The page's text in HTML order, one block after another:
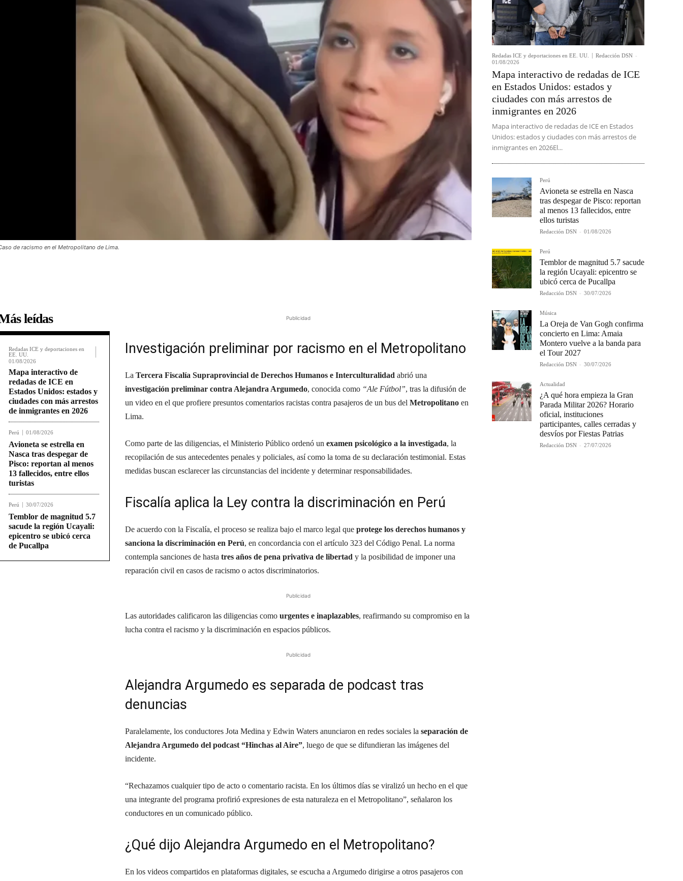
de racismo en el Metropolitano de Lima.
leídas
Redadas ICE y deportaciones en
EE. UU.
01/08/2026
Mapa interactivo de
redadas de ICE en
Estados Unidos: estados y
ciudades con más arrestos
de inmigrantes en 2026
Perú 01/08/2026
Avioneta se estrella en
Nasca tras despegar de
Pisco: reportan al menos
13 fallecidos, entre ellos
turistas
Perú 30/07/2026
Temblor de magnitud 5.7
sacude la región Ucayali:
epicentro se ubicó cerca
de Pucallpa
Publicidad
Investigación preliminar por racismo en el Metropolitano
La Tercera Fiscalía Supraprovincial de Derechos Humanos e Interculturalidad abrió una
investigación preliminar contra Alejandra Argumedo, conocida como “Ale Fútbol”, tras la difusión de
un video en el que profiere presuntos comentarios racistas contra pasajeros de un bus del Metropolitano en
Lima.
Como parte de las diligencias, el Ministerio Público ordenó un examen psicológico a la investigada, la
recopilación de sus antecedentes penales y policiales, así como la toma de su declaración testimonial. Estas
medidas buscan esclarecer las circunstancias del incidente y determinar responsabilidades.
Fiscalía aplica la Ley contra la discriminación en Perú
De acuerdo con la Fiscalía, el proceso se realiza bajo el marco legal que protege los derechos humanos y
sanciona la discriminación en Perú, en concordancia con el artículo 323 del Código Penal. La norma
contempla sanciones de hasta tres años de pena privativa de libertad y la posibilidad de imponer una
reparación civil en casos de racismo o actos discriminatorios.
Publicidad
Las autoridades calificaron las diligencias como urgentes e inaplazables, reafirmando su compromiso en la
lucha contra el racismo y la discriminación en espacios públicos.
Publicidad
Alejandra Argumedo es separada de podcast tras
denuncias
Paralelamente, los conductores Jota Medina y Edwin Waters anunciaron en redes sociales la separación de
Alejandra Argumedo del podcast “Hinchas al Aire”, luego de que se difundieran las imágenes del
incidente.
“Rechazamos cualquier tipo de acto o comentario racista. En los últimos días se viralizó un hecho en el que
una integrante del programa profirió expresiones de esta naturaleza en el Metropolitano”, señalaron los
conductores en un comunicado público.
¿Qué dijo Alejandra Argumedo en el Metropolitano?
En los videos compartidos en plataformas digitales, se escucha a Argumedo dirigirse a otros pasajeros con
Redadas ICE y deportaciones en EE. UU. Redacción DSN -
01/08/2026
Mapa interactivo de redadas de ICE
en Estados Unidos: estados y
ciudades con más arrestos de
inmigrantes en 2026
Mapa interactivo de redadas de ICE en Estados
Unidos: estados y ciudades con más arrestos de
inmigrantes en 2026El...
Perú
Avioneta se estrella en Nasca
tras despegar de Pisco: reportan
al menos 13 fallecidos, entre
ellos turistas
Redacción DSN - 01/08/2026
Perú
Temblor de magnitud 5.7 sacude
la región Ucayali: epicentro se
ubicó cerca de Pucallpa
Redacción DSN - 30/07/2026
Música
La Oreja de Van Gogh confirma
concierto en Lima: Amaia
Montero vuelve a la banda para
el Tour 2027
Redacción DSN - 30/07/2026
Actualidad
¿A qué hora empieza la Gran
Parada Militar 2026? Horario
oficial, instituciones
participantes, calles cerradas y
desvíos por Fiestas Patrias
Redacción DSN - 27/07/2026